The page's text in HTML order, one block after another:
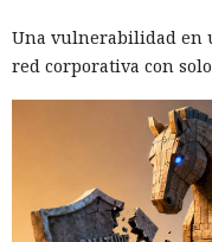
Una vulnerabilidad en
red corporativa con